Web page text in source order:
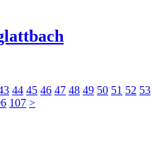
44 45 46 47 48 49 50 51 52 53
107 >